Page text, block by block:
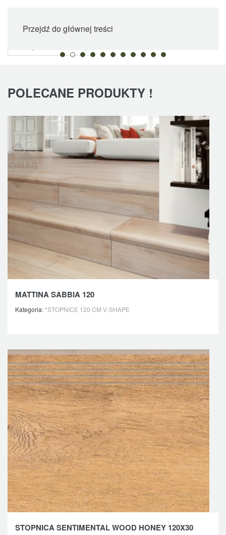
Przejdź do głównej treści
POLECANE PRODUKTY !
MATTINA SABBIA 120
Kategoria:*STOPNICE 120 CM V-SHAPE
STOPNICA SENTIMENTAL WOOD HONEY 120X30